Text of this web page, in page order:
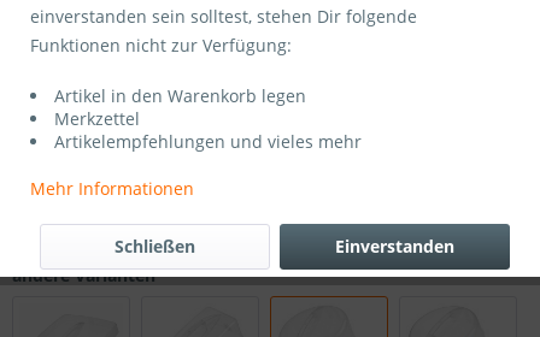
16,95 € *
16,95 €Gesamtpreis
Sofort versandfertig, Lieferzeit 3-5 Werktage
andere Varianten
einverstanden sein solltest, stehen Dir folgende
Funktionen nicht zur Verfügung:
Artikel in den Warenkorb legen
Merkzettel
Artikelempfehlungen und vieles mehr
Mehr Informationen
Einverstanden
Schließen